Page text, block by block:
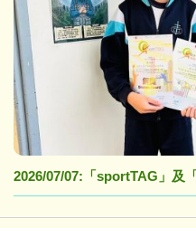
2026/07/07:「sportTAG」及